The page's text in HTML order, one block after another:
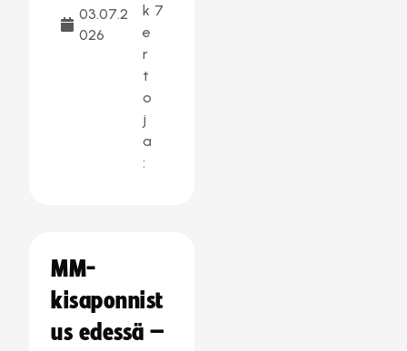
03.07.2
026
k
e
r
t
o
j
a
:
7
MM-
kisaponnist
us edessä –